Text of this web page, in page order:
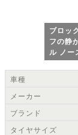
ブロッ
フの静
ル ノー
車種
メーカー
ブランド
タイヤサイズ